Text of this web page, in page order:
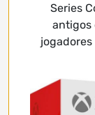
Series
antigos